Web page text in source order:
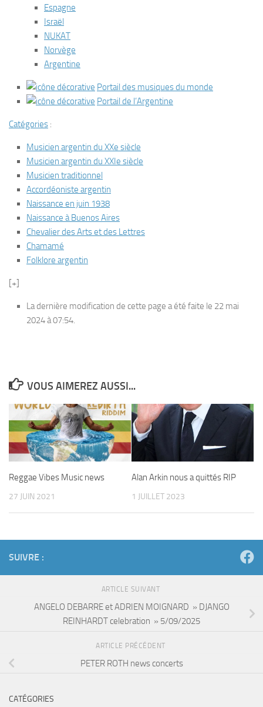
Espagne
Israël
NUKAT
Norvège
Argentine
Portail des musiques du monde
Portail de l’Argentine
Catégories :
Musicien argentin du XXe siècle
Musicien argentin du XXIe siècle
Musicien traditionnel
Accordéoniste argentin
Naissance en juin 1938
Naissance à Buenos Aires
Chevalier des Arts et des Lettres
Chamamé
Folklore argentin
[+]
La dernière modification de cette page a été faite le 22 mai
2024 à 07:54.
VOUS AIMEREZ AUSSI...
Reggae Vibes Music news
27 JUIN 2021
Alan Arkin nous a quittés RIP
1 JUILLET 2023
SUIVRE :
ARTICLE SUIVANT
ANGELO DEBARRE et ADRIEN MOIGNARD » DJANGO
REINHARDT celebration » 5/09/2025
ARTICLE PRÉCÉDENT
PETER ROTH news concerts
CATÉGORIES